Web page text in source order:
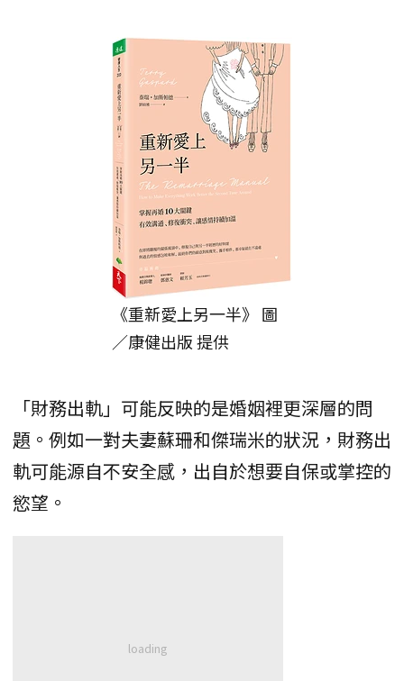
《重新愛上另一半》 圖
／康健出版 提供
「財務出軌」可能反映的是婚姻裡更深層的問
題。例如一對夫妻蘇珊和傑瑞米的狀況，財務出
軌可能源自不安全感，出自於想要自保或掌控的
慾望。